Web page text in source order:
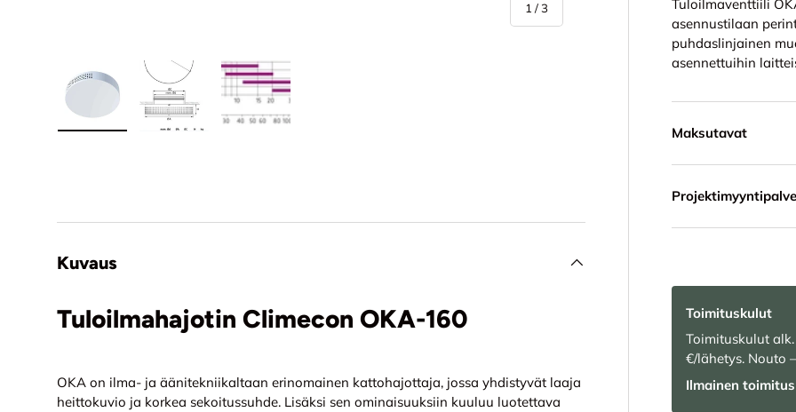
1 //3
Tuloilmaventtiili
asennustilaan
puhdaslinjainen
asennettuihin
Maksutavat
Toimituskulut
Toimituskulut
€/lähetys. Nouto
Ilmainen
Kuvaus
Tuloilmahajotin Climecon OKA-160
OKA on ilma- ja äänitekniikaltaan erinomainen kattohajottaja, jossa yhdistyvät laaja
heittokuvio ja korkea sekoitussuhde. Lisäksi sen ominaisuuksiin kuuluu luotettava